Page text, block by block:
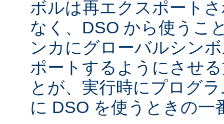
ボルは再エクスポート
なく、DSO から使うこ
ンカにグローバルシン
ポートするようにさせ
とが、実行時にプログ
に DSO を使うときの一